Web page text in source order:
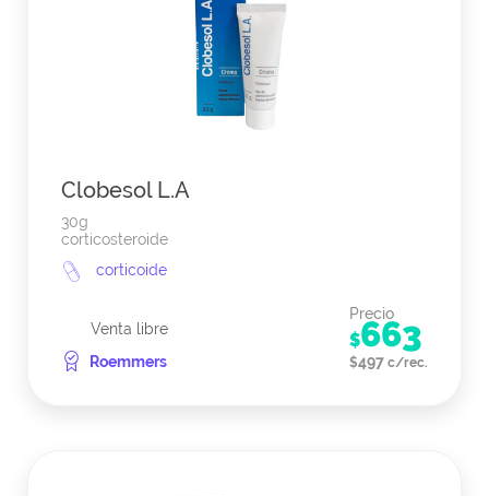
Clobesol L.A
30g
corticosteroide
corticoide
Venta libre
Roemmers
Precio
$663
$497 c/rec.